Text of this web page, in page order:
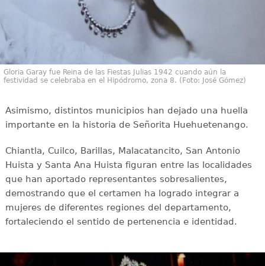
Gloria Garay fue Reina de las Fiestas Julias 1942 cuando aún la
festividad se celebraba en el Hipódromo, zona 8. (Foto: José Gómez)
Asimismo, distintos municipios han dejado una huella
importante en la historia de Señorita Huehuetenango.
Chiantla, Cuilco, Barillas, Malacatancito, San Antonio
Huista y Santa Ana Huista figuran entre las localidades
que han aportado representantes sobresalientes,
demostrando que el certamen ha logrado integrar a
mujeres de diferentes regiones del departamento,
fortaleciendo el sentido de pertenencia e identidad.